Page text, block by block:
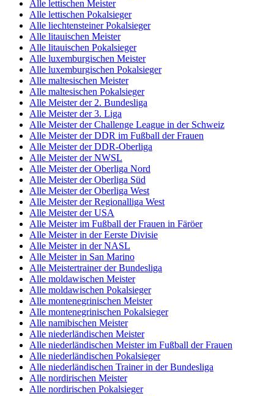
Alle lettischen Meister
Alle lettischen Pokalsieger
Alle liechtensteiner Pokalsieger
Alle litauischen Meister
Alle litauischen Pokalsieger
Alle luxemburgischen Meister
Alle luxemburgischen Pokalsieger
Alle maltesischen Meister
Alle maltesischen Pokalsieger
Alle Meister der 2. Bundesliga
Alle Meister der 3. Liga
Alle Meister der Challenge League in der Schweiz
Alle Meister der DDR im Fußball der Frauen
Alle Meister der DDR-Oberliga
Alle Meister der NWSL
Alle Meister der Oberliga Nord
Alle Meister der Oberliga Süd
Alle Meister der Oberliga West
Alle Meister der Regionalliga West
Alle Meister der USA
Alle Meister im Fußball der Frauen in Färöer
Alle Meister in der Eerste Divisie
Alle Meister in der NASL
Alle Meister in San Marino
Alle Meistertrainer der Bundesliga
Alle moldawischen Meister
Alle moldawischen Pokalsieger
Alle montenegrinischen Meister
Alle montenegrinischen Pokalsieger
Alle namibischen Meister
Alle niederländischen Meister
Alle niederländischen Meister im Fußball der Frauen
Alle niederländischen Pokalsieger
Alle niederländischen Trainer in der Bundesliga
Alle nordirischen Meister
Alle nordirischen Pokalsieger